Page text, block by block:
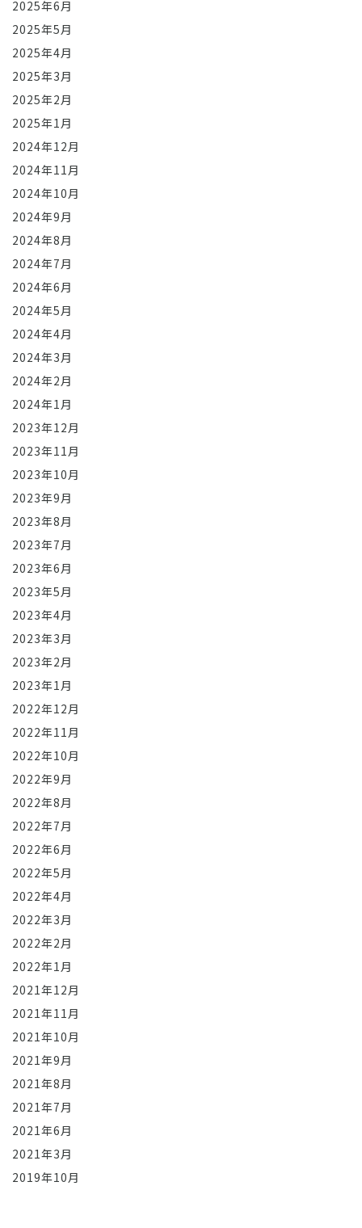
2025年6月
2025年5月
2025年4月
2025年3月
2025年2月
2025年1月
2024年12月
2024年11月
2024年10月
2024年9月
2024年8月
2024年7月
2024年6月
2024年5月
2024年4月
2024年3月
2024年2月
2024年1月
2023年12月
2023年11月
2023年10月
2023年9月
2023年8月
2023年7月
2023年6月
2023年5月
2023年4月
2023年3月
2023年2月
2023年1月
2022年12月
2022年11月
2022年10月
2022年9月
2022年8月
2022年7月
2022年6月
2022年5月
2022年4月
2022年3月
2022年2月
2022年1月
2021年12月
2021年11月
2021年10月
2021年9月
2021年8月
2021年7月
2021年6月
2021年3月
2019年10月